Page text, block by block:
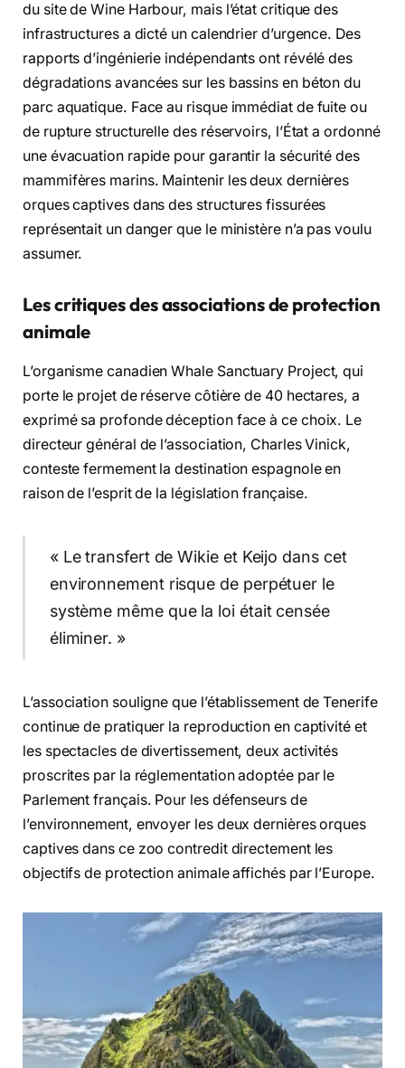
du site de Wine Harbour, mais l’état critique des
infrastructures a dicté un calendrier d’urgence. Des
rapports d’ingénierie indépendants ont révélé des
dégradations avancées sur les bassins en béton du
parc aquatique. Face au risque immédiat de fuite ou
de rupture structurelle des réservoirs, l’État a ordonné
une évacuation rapide pour garantir la sécurité des
mammifères marins. Maintenir les deux dernières
orques captives dans des structures fissurées
représentait un danger que le ministère n’a pas voulu
assumer.
Les critiques des associations de protection
animale
L’organisme canadien Whale Sanctuary Project, qui
porte le projet de réserve côtière de 40 hectares, a
exprimé sa profonde déception face à ce choix. Le
directeur général de l’association, Charles Vinick,
conteste fermement la destination espagnole en
raison de l’esprit de la législation française.
« Le transfert de Wikie et Keijo dans cet
environnement risque de perpétuer le
système même que la loi était censée
éliminer. »
L’association souligne que l’établissement de Tenerife
continue de pratiquer la reproduction en captivité et
les spectacles de divertissement, deux activités
proscrites par la réglementation adoptée par le
Parlement français. Pour les défenseurs de
l’environnement, envoyer les deux dernières orques
captives dans ce zoo contredit directement les
objectifs de protection animale affichés par l’Europe.